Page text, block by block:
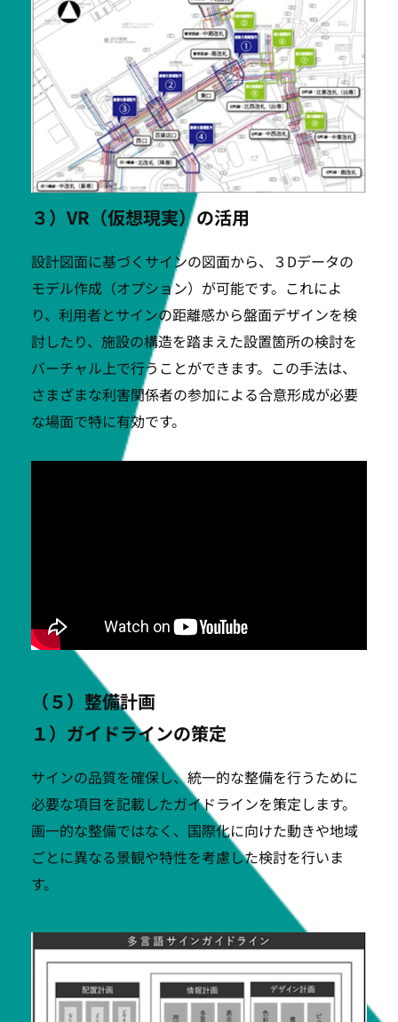
３）VR（仮想現実）の活用
設計図面に基づくサインの図面から、３Dデータの
モデル作成（オプション）が可能です。これによ
り、利用者とサインの距離感から盤面デザインを検
討したり、施設の構造を踏まえた設置箇所の検討を
バーチャル上で行うことができます。この手法は、
さまざまな利害関係者の参加による合意形成が必要
な場面で特に有効です。
（５）整備計画
１）ガイドラインの策定
サインの品質を確保し、統一的な整備を行うために
必要な項目を記載したガイドラインを策定します。
画一的な整備ではなく、国際化に向けた動きや地域
ごとに異なる景観や特性を考慮した検討を行いま
す。